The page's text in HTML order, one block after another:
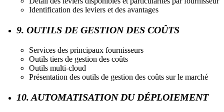
Identification des leviers et des avantages
9. OUTILS DE GESTION DES COÛTS
Services des principaux fournisseurs
Outils tiers de gestion des coûts
Outils multi-cloud
Présentation des outils de gestion des coûts sur le marché
10. AUTOMATISATION DU DÉPLOIEMENT